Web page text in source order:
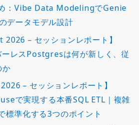
：Vibe Data ModelingでGenie
データモデル設計
2026 – セッションレポート】
レスPostgresは何が新しく、従
か
– セッションレポート】
で実現する本番SQL ETL｜複雑
標準化する3つのポイント